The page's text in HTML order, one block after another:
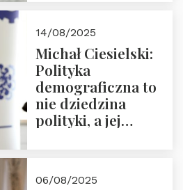
14/08/2025
Michał Ciesielski:
Polityka
demograficzna to
nie dziedzina
polityki, a jej
06/08/2025